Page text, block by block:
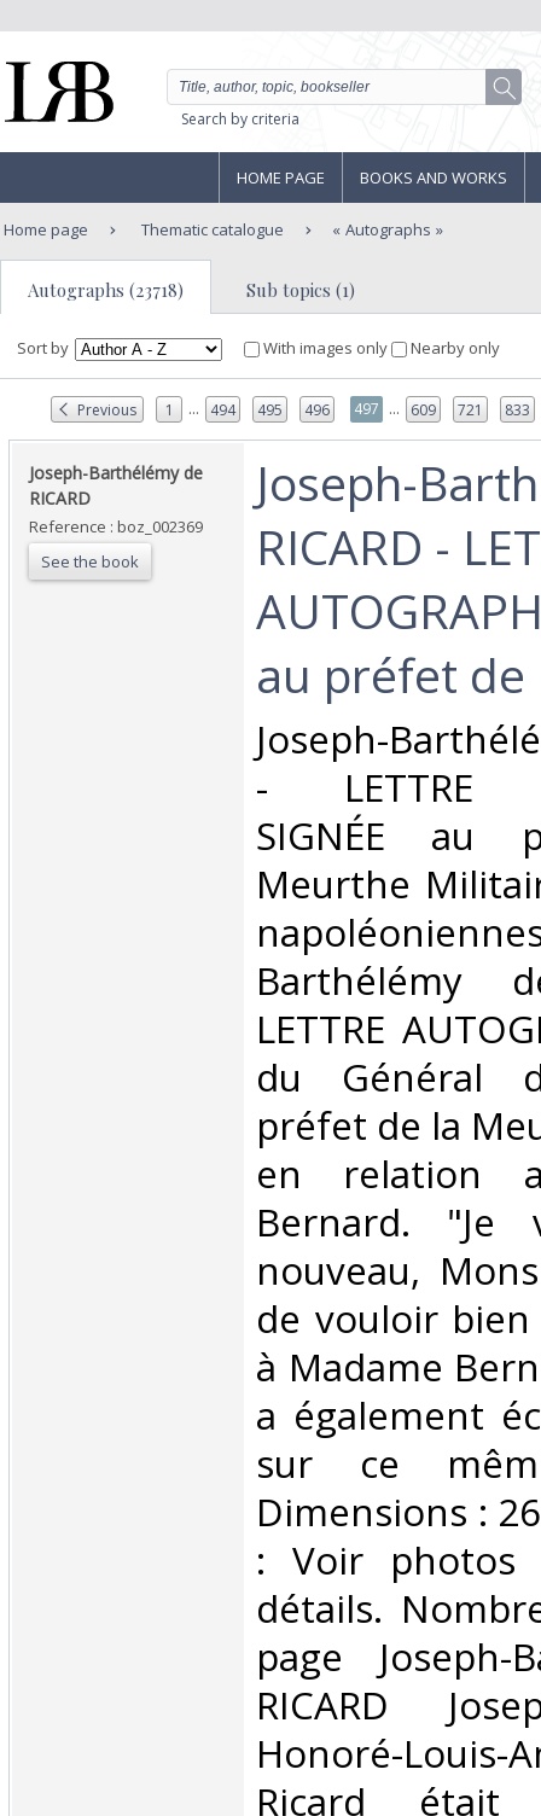
Search by criteria
HOME PAGE BOOKS AND WORKS
Home page Thematic catalogue Autographs
Autographs (23718) Sub topics (1)
Sort by With images only Nearby only
Previous 1 ... 494 495 496 497 ... 609 721 833
‎Joseph-Barthélémy de
RICARD‎
Reference : boz_002369
See the book
‎Joseph-
RICARD -
au préfet
‎Joseph-
- LETTRE
SIGNÉE
Meurthe
Barthélémy
LETTRE
du Général
préfet de la
en relation
Bernard.
nouveau,
de vouloir
à Madame
a également
sur ce
Dimensions :
: Voir photos
détails.
page Joseph-
RICARD
Honoré-
Ricard